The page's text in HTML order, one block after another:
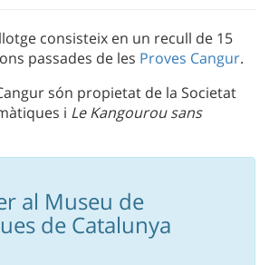
consisteix en un recull de 15
passades de les Proves Cangur.
són propietat de la Societat
i Le Kangourou sans
al Museu de
de Catalunya